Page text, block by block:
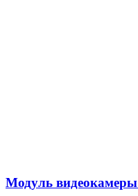
Модуль